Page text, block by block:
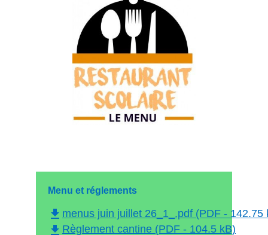
Menu et réglements
file_download menus juin juillet 26_1_.pdf (PDF - 142.75
file_download Règlement cantine (PDF - 104.5 kB)